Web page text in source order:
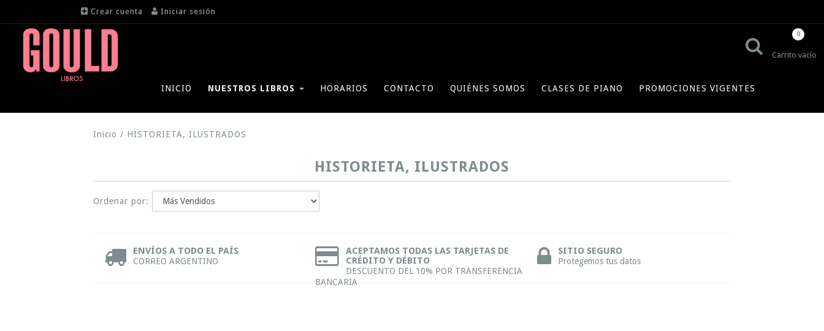
Crear cuenta Iniciar sesión
Carrito vacío
0
INICIO NUESTROS LIBROS HORARIOS CONTACTO QUIÉNES SOMOS CLASES DE PIANO PROMOCIONES VIGENTES
Inicio / HISTORIETA, ILUSTRADOS
HISTORIETA, ILUSTRADOS
Ordenar por:
ENVÍOS A TODO EL PAÍS
CORREO ARGENTINO
ACEPTAMOS TODAS LAS TARJETAS DE
CRÉDITO Y DÉBITO
DESCUENTO DEL 10% POR TRANSFERENCIA
BANCARIA
SITIO SEGURO
Protegemos tus datos